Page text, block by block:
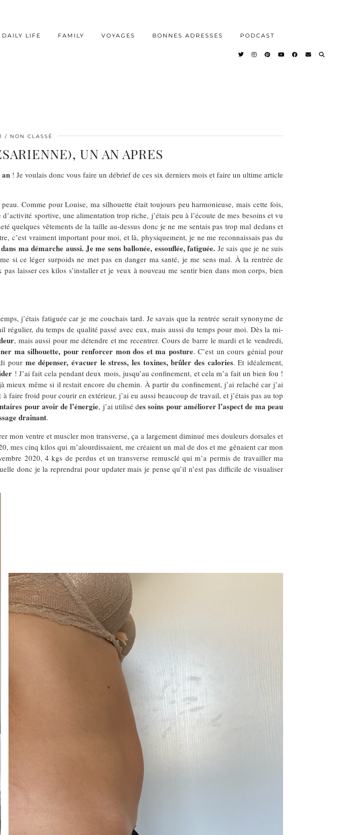
DAILY LIFE FAMILY VOYAGES BONNES ADRESSES PODCAST
NON CLASSÉ
UN AN APRES
! Je voulais donc vous faire un débrief de ces six derniers mois et faire un ultime article
Comme pour Louise, ma silhouette était toujours peu harmonieuse, mais cette fois,
sportive, une alimentation trop riche, j’étais peu à l’écoute de mes besoins et vu
quelques vêtements de la taille au-dessus donc je ne me sentais pas trop mal dedans et
c’est vraiment important pour moi, et là, physiquement, je ne me reconnaissais pas du
ma démarche aussi. Je me sens ballonée, essouflée, fatiguée. Je sais que je ne suis
si ce léger surpoids ne met pas en danger ma santé, je me sens mal. À la rentrée de
laisser ces kilos s’installer et je veux à nouveau me sentir bien dans mon corps, bien
j’étais fatiguée car je me couchais tard. Je savais que la rentrée serait synonyme de
régulier, du temps de qualité passé avec eux, mais aussi du temps pour moi. Dès la mi-
, mais aussi pour me détendre et me recentrer. Cours de barre le mardi et le vendredi,
ma silhouette, pour renforcer mon dos et ma posture. C’est un cours génial pour
pour me dépenser, évacuer le stress, les toxines, brûler des calories. Et idéalement,
! J’ai fait cela pendant deux mois, jusqu’au confinement, et cela m’a fait un bien fou !
même si il restait encore du chemin. À partir du confinement, j’ai relaché car j’ai
faire froid pour courir en extérieur, j’ai eu aussi beaucoup de travail, et j’étais pas au top
pour avoir de l’énergie, j’ai utilisé des soins pour améliorer l’aspect de ma peau
drainant.
mon ventre et muscler mon transverse, ça a largement diminué mes douleurs dorsales et
mes cinq kilos qui m’alourdissaient, me créaient un mal de dos et me gênaient car mon
2020, 4 kgs de perdus et un transverse remusclé qui m’a permis de travailler ma
donc je la reprendrai pour updater mais je pense qu’il n’est pas difficile de visualiser